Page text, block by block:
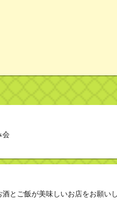
会
とご飯が美味しいお店をお願いし